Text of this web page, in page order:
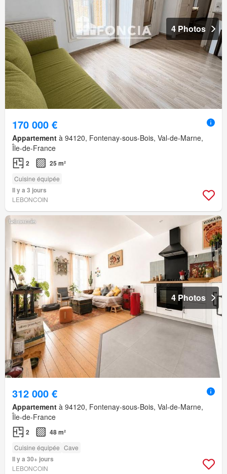
4 Photos
170 000 €
Appartement à 94120, Fontenay-sous-Bois, Val-de-Marne,
Île-de-France
2 25 m²
Cuisine équipée
Il y a 3 jours
LEBONCOIN
4 Photos
312 000 €
Appartement à 94120, Fontenay-sous-Bois, Val-de-Marne,
Île-de-France
2 48 m²
Cuisine équipée Cave
Il y a 30+ jours
LEBONCOIN